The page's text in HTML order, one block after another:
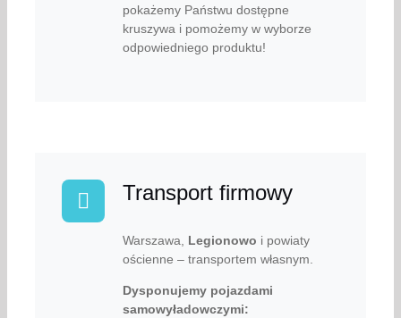
pokażemy Państwu dostępne
kruszywa i pomożemy w wyborze
odpowiedniego produktu!
Transport firmowy
Warszawa, Legionowo i powiaty
ościenne – transportem własnym.
Dysponujemy pojazdami
samowyładowczymi: